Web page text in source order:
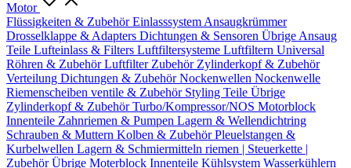
Motor
Flüssigkeiten & ZubehörEinlasssystem Ansaugkrümmer
Drosselklappe & Adapters Dichtungen & Sensoren Übrige Ansaug
Teile Lufteinlass & Filters Luftfiltersysteme Luftfiltern Universal
Röhren & ZubehörLuftfilter Zubehör Zylinderkopf & Zubehör
Verteilung Dichtungen & ZubehörNockenwellen Nockenwelle
Riemenscheiben ventile & Zubehör Styling Teile Übrige
Zylinderkopf & ZubehörTurbo/Kompressor/NOS Motorblock
Innenteile Zahnriemen & Pumpen Lagern & Wellendichtring
Schrauben & Muttern Kolben & ZubehörPleuelstangen &
Kurbelwellen Lagern & Schmiermitteln riemen | Steuerkette |
ZubehörÜbrige Moterblock Innenteile Kühlsystem Wasserkühlern